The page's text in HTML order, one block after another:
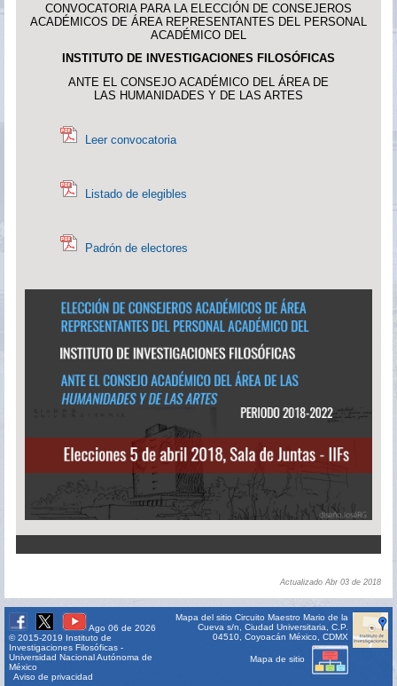
CONVOCATORIA PARA LA ELECCIÓN DE CONSEJEROS
ACADÉMICOS DE ÁREA REPRESENTANTES DEL PERSONAL
ACADÉMICO DEL
INSTITUTO DE INVESTIGACIONES FILOSÓFICAS
ANTE EL CONSEJO ACADÉMICO DEL ÁREA DE
LAS HUMANIDADES Y DE LAS ARTES
Leer convocatoria
Listado de elegibles
Padrón de electores
Actualizado Abr 03 de 2018
Ago 06 de 2026
© 2015-2019 Instituto de
Investigaciones Filosóficas -
Universidad Nacional Autónoma de
México
Aviso de privacidad
Mapa del sitio Circuito Maestro Mario de la
Cueva s/n, Ciudad Universitaria, C.P.
04510, Coyoacán México, CDMX
Mapa de sitio